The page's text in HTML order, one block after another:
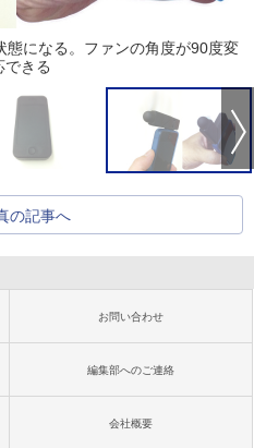
になる。ファンの角度が90度変
できる
の記事へ
お問い合わせ
編集部へのご連絡
会社概要